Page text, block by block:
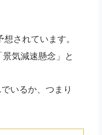
されています。
気減速懸念」と
いるか、つまり